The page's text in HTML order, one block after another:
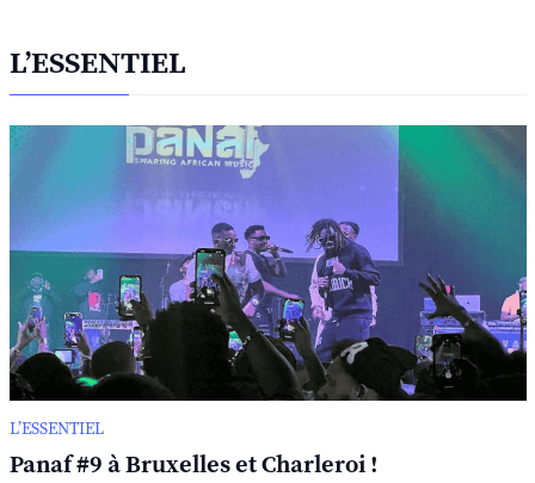
L’ESSENTIEL
L’ESSENTIEL
Panaf #9 à Bruxelles et Charleroi !